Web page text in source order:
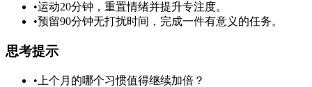
•运动20分钟，重置情绪并提升专注度。
•预留90分钟无打扰时间，完成一件有意义的任务。
思考提示
• 上个月的哪个习惯值得继续加倍？